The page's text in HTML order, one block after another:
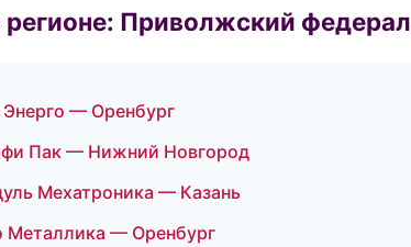
регионе: Приволжский
— Оренбург
Пак — Нижний Новгород
Мехатроника — Казань
Металлика — Оренбург